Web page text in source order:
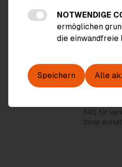
NOTWENDIGE
ermöglichen
die einwandfreie
Speichern Alle
Für Vereine
FAQ für
Shop